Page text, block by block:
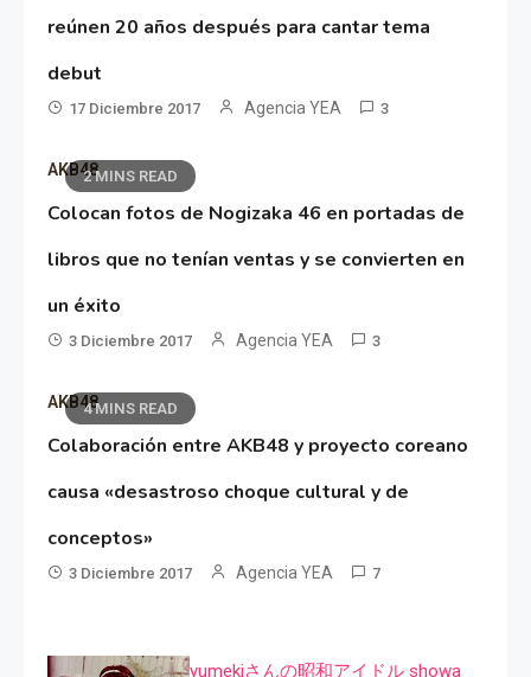
reúnen 20 años después para cantar tema
debut
17 Diciembre 2017 Agencia YEA 3
2 MINS READ
AKB48
Colocan fotos de Nogizaka 46 en portadas de
libros que no tenían ventas y se convierten en
un éxito
3 Diciembre 2017 Agencia YEA 3
4 MINS READ
AKB48
Colaboración entre AKB48 y proyecto coreano
causa «desastroso choque cultural y de
conceptos»
3 Diciembre 2017 Agencia YEA 7
yumekiさんの昭和アイドル showa